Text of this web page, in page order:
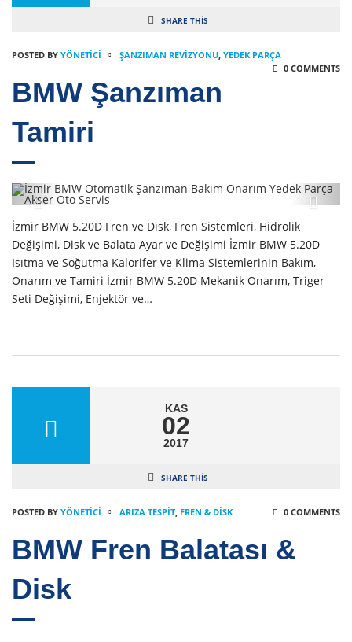
SHARE THIS
POSTED BY YÖNETICI ŞANZIMAN REVIZYONU, YEDEK PARÇA
0 COMMENTS
BMW Şanzıman
Tamiri
İzmir BMW 5.20D Fren ve Disk, Fren Sistemleri, Hidrolik
Değişimi, Disk ve Balata Ayar ve Değişimi İzmir BMW 5.20D
Isıtma ve Soğutma Kalorifer ve Klima Sistemlerinin Bakım,
Onarım ve Tamiri İzmir BMW 5.20D Mekanik Onarım, Triger
Seti Değişimi, Enjektör ve…
KAS
02
2017
SHARE THIS
POSTED BY YÖNETICI ARIZA TESPIT, FREN & DISK 0 COMMENTS
BMW Fren Balatası &
Disk